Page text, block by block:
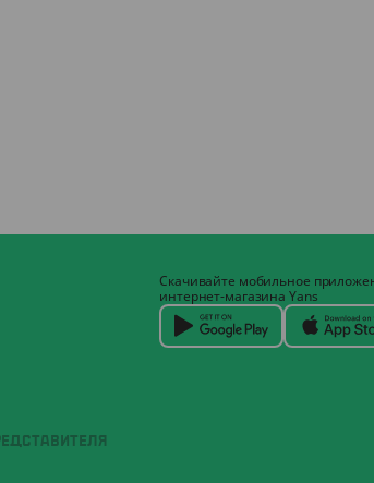
Скачивайте мобильное
интернет-магазина Yans